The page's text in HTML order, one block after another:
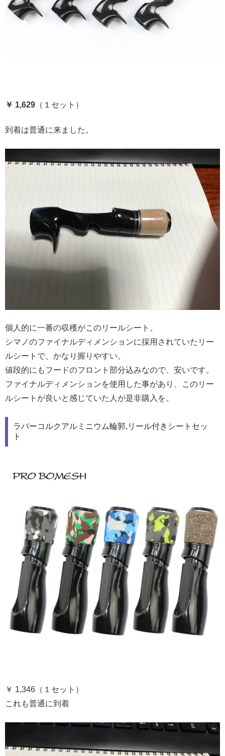
￥ 1,629 （１セット）
到着は普通に来ました。
個人的に一番の収穫がこのリールシート。
シマノのファイナルディメンションに採用されていたリー
ルシートで、かなり握りやすい。
値段的にもフードのフロント部分込みなので、安いです。
ファイナルディメンションを使用した事があり、このリー
ルシートが良いと感じていた人が是非購入を。
ラバーコルクアルミニウム輪郭,リール付きシートセッ
ト
￥ 1,346（１セット）
これも普通に到着